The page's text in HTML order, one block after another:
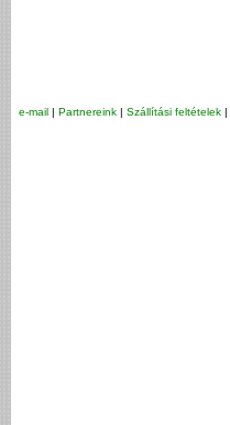
e-mail| Partnereink| Szállítási feltételek|